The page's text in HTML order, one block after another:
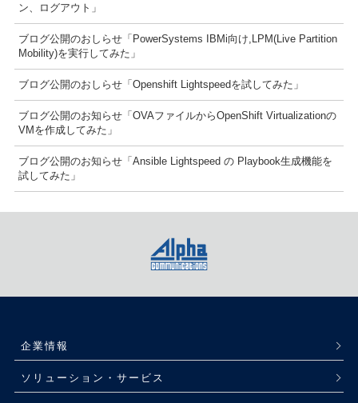
ン、ログアウト」
ブログ公開のおしらせ「PowerSystems IBMi向け,LPM(Live Partition
Mobility)を実行してみた」
ブログ公開のおしらせ「Openshift Lightspeedを試してみた」
ブログ公開のお知らせ「OVAファイルからOpenShift Virtualizationの
VMを作成してみた」
ブログ公開のお知らせ「Ansible Lightspeed の Playbook生成機能を
試してみた」
企業情報
ソリューション・サービス